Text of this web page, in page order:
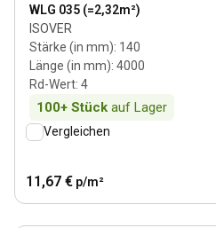
WLG 035 (=2,32m²)
ISOVER
Stärke (in mm): 140
Länge (in mm): 4000
Rd-Wert: 4
100+ Stück auf Lager
Vergleichen
11,67 € p/m²